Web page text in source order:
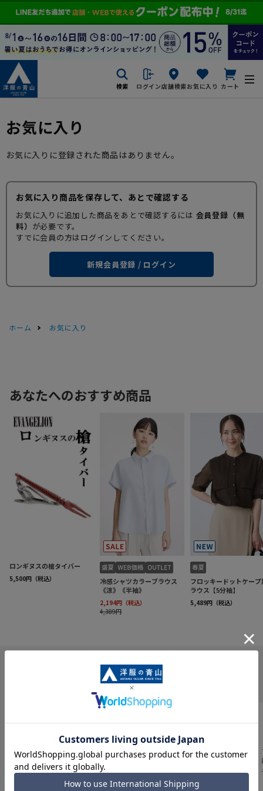
検索 ログイン店舗検索お気に入り カート
お気に入り
お気に入りに登録された商品はありません。
お気に入り商品を保存して、あとで確認する
お気に入りに追加した商品をあとで確認するには 会員登録（無
料） が必要です。
すでに会員の方はログインしてください。
新規会員登録 / ログイン
ホーム お気に入り
INFORMATION